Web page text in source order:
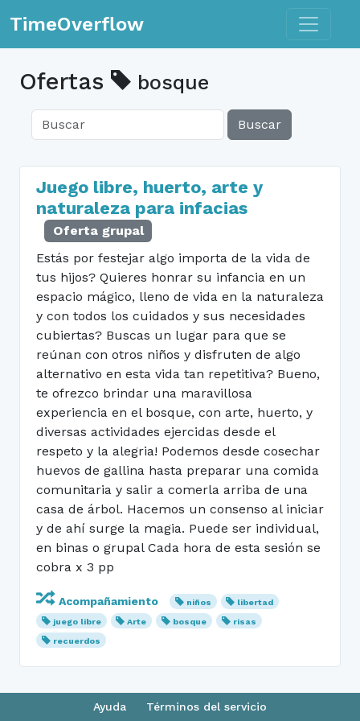
TimeOverflow Toggle
Ofertas bosque
Buscar
Juego libre, huerto, arte y
naturaleza para infacias
Oferta grupal
Estás por festejar algo importa de la vida de
tus hijos? Quieres honrar su infancia en un
espacio mágico, lleno de vida en la naturaleza
y con todos los cuidados y sus necesidades
cubiertas? Buscas un lugar para que se
reúnan con otros niños y disfruten de algo
alternativo en esta vida tan repetitiva? Bueno,
te ofrezco brindar una maravillosa
experiencia en el bosque, con arte, huerto, y
diversas actividades ejercidas desde el
respeto y la alegria! Podemos desde cosechar
huevos de gallina hasta preparar una comida
comunitaria y salir a comerla arriba de una
casa de árbol. Hacemos un consenso al iniciar
y de ahí surge la magia. Puede ser individual,
en binas o grupal Cada hora de esta sesión se
cobra x 3 pp
Acompañamiento niños
libertad
juego libre
Arte bosque
risas
recuerdos
Ayuda Términos del servicio